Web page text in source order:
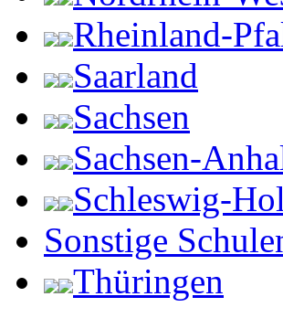
Rheinland-
Saarland
Sachsen
Sachsen-
Schleswig-
Sonstige
Thüringen